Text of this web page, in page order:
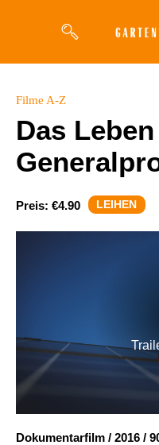
Magazin
Events
&
Account
Filme A-Z
Das
Preis: €4.90 LEIHEN
Dokumentarfilm / 2016 /